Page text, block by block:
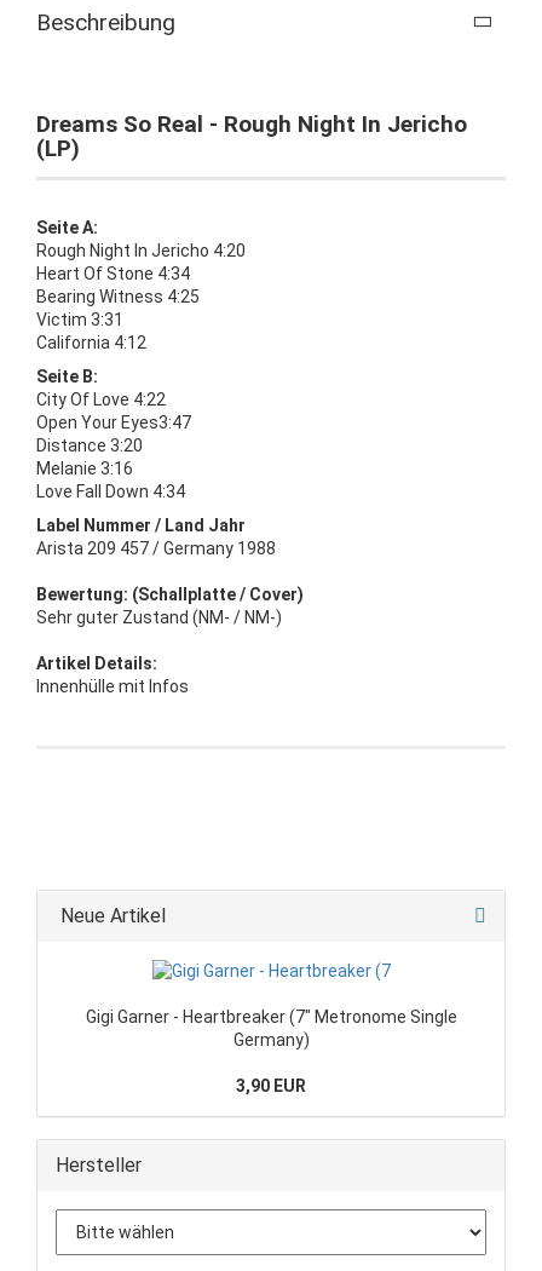
Beschreibung
Dreams So Real - Rough Night In Jericho
(LP)
Seite A:
Rough Night In Jericho 4:20
Heart Of Stone 4:34
Bearing Witness 4:25
Victim 3:31
California 4:12
Seite B:
City Of Love 4:22
Open Your Eyes3:47
Distance 3:20
Melanie 3:16
Love Fall Down 4:34
Label Nummer / Land Jahr
Arista 209 457 / Germany 1988
Bewertung: (Schallplatte / Cover)
Sehr guter Zustand (NM- / NM-)
Artikel Details:
Innenhülle mit Infos
Neue Artikel
Gigi Garner - Heartbreaker (7" Metronome Single
Germany)
3,90 EUR
Hersteller